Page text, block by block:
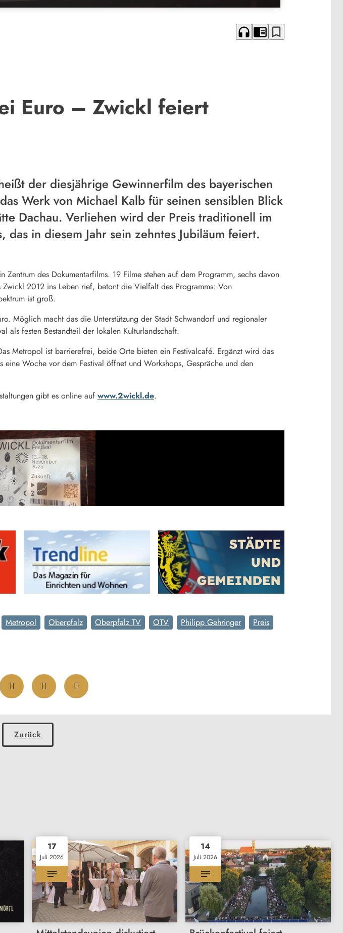
headphones chrome_reader_mode bookmark_border
Euro – Zwickl feiert
der diesjährige Gewinnerfilm des bayerischen
Werk von Michael Kalb für seinen sensiblen Blick
Dachau. Verliehen wird der Preis traditionell im
in diesem Jahr sein zehntes Jubiläum feiert.
des Dokumentarfilms. 19 Filme stehen auf dem Programm, sechs davon
2012 ins Leben rief, betont die Vielfalt des Programms: Von
ist groß.
Möglich macht das die Unterstützung der Stadt Schwandorf und regionaler
als festen Bestandteil der lokalen Kulturlandschaft.
Metropol ist barrierefrei, beide Orte bieten ein Festivalcafé. Ergänzt wird das
Woche vor dem Festival öffnet und Workshops, Gespräche und den
gibt es online auf www.2wickl.de.
Metropol Oberpfalz Oberpfalz TV OTV Philipp Gehringer
Preis
Zurück
17
Juli 2026
14
Juli 2026